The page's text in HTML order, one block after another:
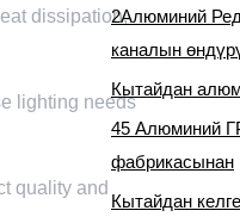
dissipation,
lighting needs
quality and
2Алюминий
каналын
Кытайдан
45 Алюминий
фабрикасынан
Кытайдан